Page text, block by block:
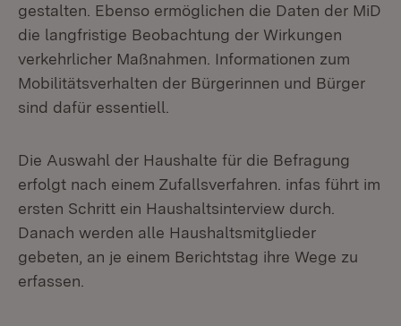
gestalten. Ebenso ermöglichen die Daten der MiD
die langfristige Beobachtung der Wirkungen
verkehrlicher Maßnahmen. Informationen zum
Mobilitätsverhalten der Bürgerinnen und Bürger
sind dafür essentiell.
Die Auswahl der Haushalte für die Befragung
erfolgt nach einem Zufallsverfahren. infas führt im
ersten Schritt ein Haushaltsinterview durch.
Danach werden alle Haushaltsmitglieder
gebeten, an je einem Berichtstag ihre Wege zu
erfassen.